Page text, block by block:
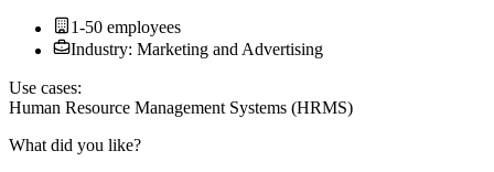
1-50 employees
Industry: Marketing and Advertising
Use cases:
Human Resource Management Systems (HRMS)
What did you like?